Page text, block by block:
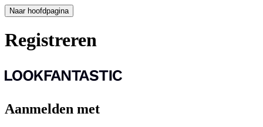
Naar hoofdpagina
Registreren
Aanmelden met